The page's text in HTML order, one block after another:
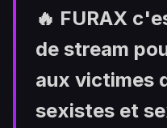
🔥 FURAX
de stream
aux victimes
sexistes et